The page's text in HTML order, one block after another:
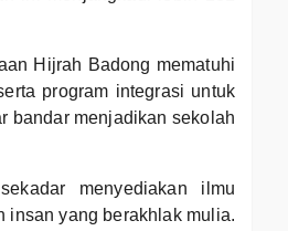
Hijrah Badong mematuhi
program integrasi untuk
bandar menjadikan sekolah
menyediakan ilmu
insan yang berakhlak mulia.